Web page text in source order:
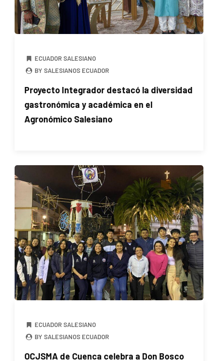
ECUADOR SALESIANO
BY SALESIANOS ECUADOR
Proyecto Integrador destacó la diversidad
gastronómica y académica en el
Agronómico Salesiano
ECUADOR SALESIANO
BY SALESIANOS ECUADOR
OCJSMA de Cuenca celebra a Don Bosco